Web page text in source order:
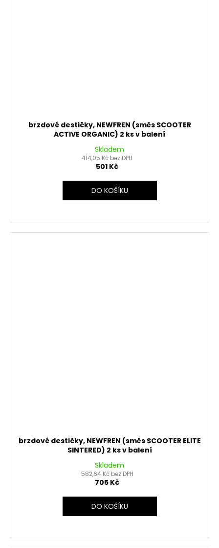
brzdové destičky, NEWFREN (směs SCOOTER
ACTIVE ORGANIC) 2 ks v balení
Skladem
414,05 Kč bez DPH
501 Kč
DO KOŠÍKU
brzdové destičky, NEWFREN (směs SCOOTER ELITE
SINTERED) 2 ks v balení
Skladem
582,64 Kč bez DPH
705 Kč
DO KOŠÍKU